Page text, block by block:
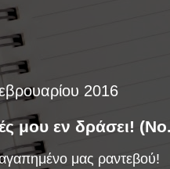
2016
μου εν δράσει!
μας ραντεβού!